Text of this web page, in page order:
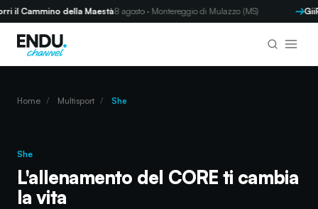
della Maestà8 agosto · Montereggio di Mulazzo (MS) GiiR
Home / Multisport / She
She
L'allenamento del CORE ti cambia
la vita